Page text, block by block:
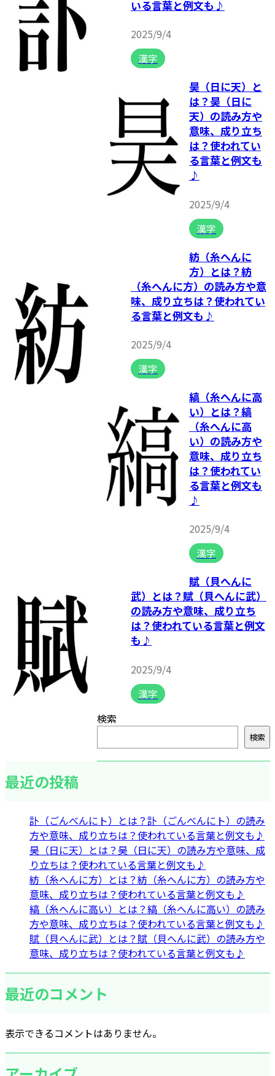
いる言葉と例文も♪
2025/9/4
漢字
昊（日に天）と
は？昊（日に
天）の読み方や
意味、成り立ち
は？使われてい
る言葉と例文も
♪
2025/9/4
漢字
紡（糸へんに
方）とは？紡
（糸へんに方）の読み方や意
味、成り立ちは？使われてい
る言葉と例文も♪
2025/9/4
漢字
縞（糸へんに高
い）とは？縞
（糸へんに高
い）の読み方や
意味、成り立ち
は？使われてい
る言葉と例文も
♪
2025/9/4
漢字
賦（貝へんに
武）とは？賦（貝へんに武）
の読み方や意味、成り立ち
は？使われている言葉と例文
も♪
2025/9/4
漢字
検索
検索
最近の投稿
訃（ごんべんにト）とは？訃（ごんべんにト）の読み
方や意味、成り立ちは？使われている言葉と例文も♪
昊（日に天）とは？昊（日に天）の読み方や意味、成
り立ちは？使われている言葉と例文も♪
紡（糸へんに方）とは？紡（糸へんに方）の読み方や
意味、成り立ちは？使われている言葉と例文も♪
縞（糸へんに高い）とは？縞（糸へんに高い）の読み
方や意味、成り立ちは？使われている言葉と例文も♪
賦（貝へんに武）とは？賦（貝へんに武）の読み方や
意味、成り立ちは？使われている言葉と例文も♪
最近のコメント
表示できるコメントはありません。